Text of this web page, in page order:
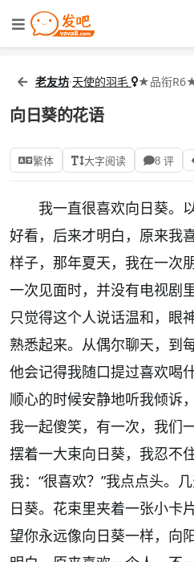
老友坊·天使的羽毛 ★品衔
向日葵的花语
繁体 大字阅读 8 评
我一直很喜欢向日葵。
好看，后来才明白，原来我
样子，那年夏天，我在一次
一次见面时，并没有电视剧
只觉得这个人说话温和，眼
熟悉起来。从偶尔聊天，到
他会记得我随口提过喜欢喝
顺心的时候安静地听我倾诉
我一起傻笑，有一次，我们
摆着一大束向日葵，我忍不
我：“很喜欢？”我点点头。
日葵。花束里夹着一张小卡
望你永远像向日葵一样，向